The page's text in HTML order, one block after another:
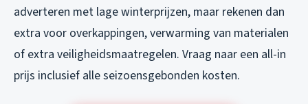
adverteren met lage winterprijzen, maar rekenen dan
extra voor overkappingen, verwarming van materialen
of extra veiligheidsmaatregelen. Vraag naar een all-in
prijs inclusief alle seizoensgebonden kosten.